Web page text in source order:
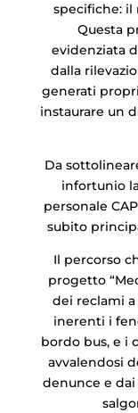
specifiche: il
Questa
evidenziata
dalla
generati
instaurare un
Da
infortunio
personale
subito
Il percorso
progetto
dei reclami a
inerenti i
bordo bus, e i
avvalendosi
denunce e